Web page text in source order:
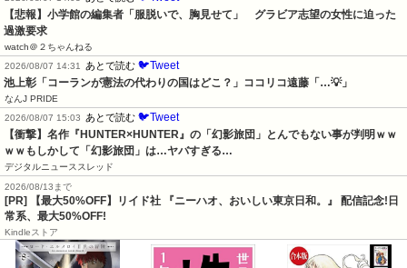
【悲報】小学館の編集者「服脱いで、胸見せて」　グラビア志望の女性に迫った
過激要求
watch＠２ちゃんねる
2026/08/07 14:31
あとで読む 🐦Tweet
池上彰「コーランが憲法の代わりの国はどこ？」ココリコ遠藤「…💡」
なんJ PRIDE
2026/08/07 15:03
あとで読む 🐦Tweet
【衝撃】名作『HUNTER×HUNTER』の「幻影旅団」とんでもない事が判明ｗｗ
ｗｗもしかして「幻影旅団」は…ヤバすぎる…
デジタルニューススレッド
2026/08/13まで
[PR] 【最大50%OFF】リイド社 『ニーハオ、おいしい東京日和。』 配信記念!日
常系、最大50%OFF!
Kindleストア